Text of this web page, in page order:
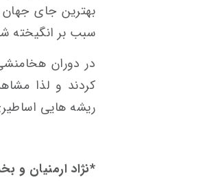
بهترین جای
سبب بر انگیخته
در دوران
کردند و لذا
ریشه هایی
*نژاد ارمنیان و